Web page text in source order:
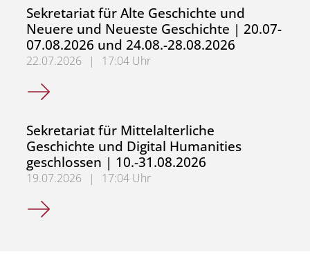
Sekretariat für Alte Geschichte und
Neuere und Neueste Geschichte | 20.07-
07.08.2026 und 24.08.-28.08.2026
22.07.2026 |
17:04 Uhr
Sekretariat für Alte Geschichte und Neuere und
Sekretariat für Mittelalterliche
Geschichte und Digital Humanities
geschlossen | 10.-31.08.2026
19.07.2026 |
17:04 Uhr
Sekretariat für Mittelalterliche Geschichte und Digital